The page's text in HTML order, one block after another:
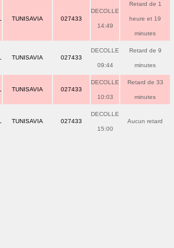
TUNISAVIA 027433
DECOLLE
14:49
Retard de 1
heure et 19
minutes
TUNISAVIA 027433
DECOLLE
09:44
Retard de 9
minutes
TUNISAVIA 027433
DECOLLE
10:03
Retard de 33
minutes
TUNISAVIA 027433
DECOLLE
15:00
Aucun retard